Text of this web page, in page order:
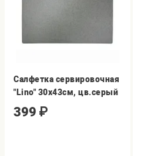
Салфетка сервировочная
"Lino" 30х43см, цв.серый
399 ₽